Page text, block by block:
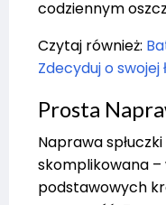
codziennym
Czytaj również:
Zdecyduj o swojej
Prosta
Naprawa
skomplikowana
podstawowych